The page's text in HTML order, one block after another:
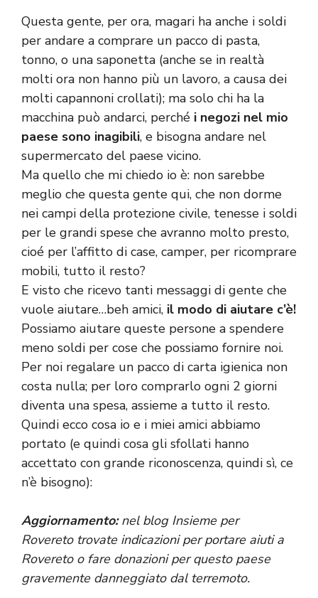
Questa gente, per ora, magari ha anche i soldi
per andare a comprare un pacco di pasta,
tonno, o una saponetta (anche se in realtà
molti ora non hanno più un lavoro, a causa dei
molti capannoni crollati); ma solo chi ha la
macchina può andarci, perché i negozi nel mio
paese sono inagibili, e bisogna andare nel
supermercato del paese vicino.
Ma quello che mi chiedo io è: non sarebbe
meglio che questa gente qui, che non dorme
nei campi della protezione civile, tenesse i soldi
per le grandi spese che avranno molto presto,
cioé per l’affitto di case, camper, per ricomprare
mobili, tutto il resto?
E visto che ricevo tanti messaggi di gente che
vuole aiutare…beh amici, il modo di aiutare c’è!
Possiamo aiutare queste persone a spendere
meno soldi per cose che possiamo fornire noi.
Per noi regalare un pacco di carta igienica non
costa nulla; per loro comprarlo ogni 2 giorni
diventa una spesa, assieme a tutto il resto.
Quindi ecco cosa io e i miei amici abbiamo
portato (e quindi cosa gli sfollati hanno
accettato con grande riconoscenza, quindi sì, ce
n’è bisogno):
Aggiornamento:nel blog Insieme per
Roveretotrovate indicazioni per portare aiuti a
Rovereto o fare donazioni per questo paese
gravemente danneggiato dal terremoto.